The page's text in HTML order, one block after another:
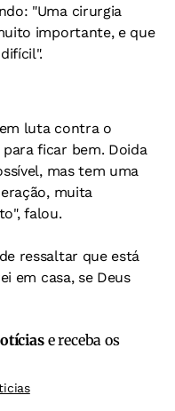
"Uma cirurgia
importante, e que
luta contra o
ficar bem. Doida
mas tem uma
muita
falou.
ressaltar que está
em casa, se Deus
e receba os